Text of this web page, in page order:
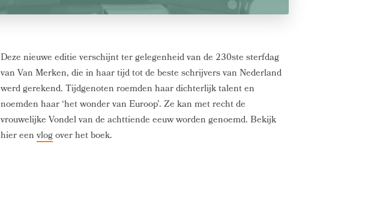
Deze nieuwe editie verschijnt ter gelegenheid van de 230ste sterfdag
van Van Merken, die in haar tijd tot de beste schrijvers van Nederland
werd gerekend. Tijdgenoten roemden haar dichterlijk talent en
noemden haar ‘het wonder van Euroop’. Ze kan met recht de
vrouwelijke Vondel van de achttiende eeuw worden genoemd. Bekijk
hier eenvlogover het boek.